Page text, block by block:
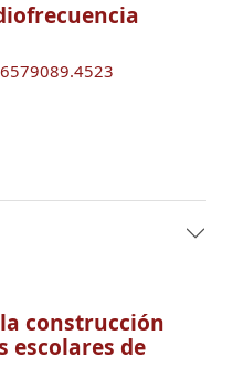
construcción
escolares de